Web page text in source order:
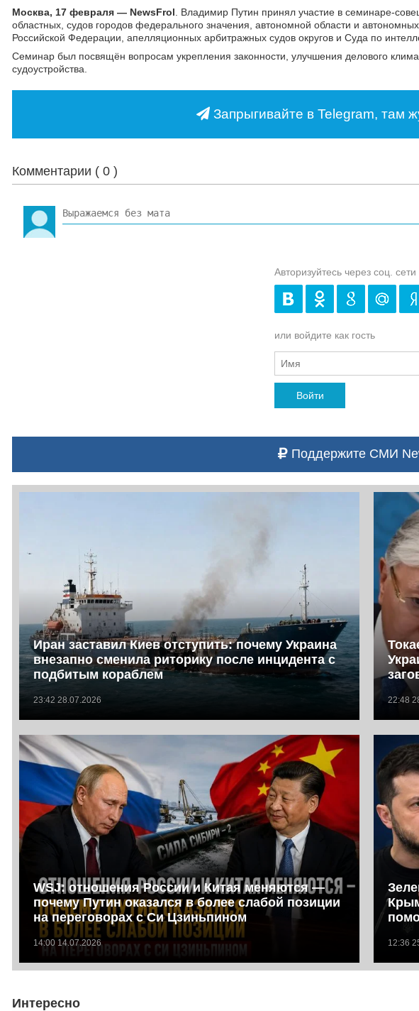
Москва, 17 февраля — NewsFrol . Владимир Путин принял участие в семинаре-
областных, судов городов федерального значения, автономной области и
Российской Федерации, апелляционных арбитражных судов округов и Суда по
Семинар был посвящён вопросам укрепления законности, улучшения делового
судоустройства.
Запрыгивайте в Telegram, там
Комментарии ( 0 )
Авторизуйтесь через соц. сети
или войдите как гость
Войти
Поддержите СМИ
Иран заставил Киев отступить: почему Украина
внезапно сменила риторику после инцидента с
подбитым кораблем
23:42 28.07.2026 22:48
WSJ: отношения России и Китая меняются —
почему Путин оказался в более слабой позиции
на переговорах с Си Цзиньпином
14:00 14.07.2026 12:36
Интересно